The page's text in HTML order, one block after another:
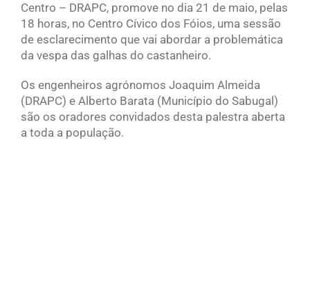
Centro – DRAPC, promove no dia 21 de maio, pelas
18 horas, no Centro Cívico dos Fóios, uma sessão
de esclarecimento que vai abordar a problemática
da vespa das galhas do castanheiro.
Os engenheiros agrónomos Joaquim Almeida
(DRAPC) e Alberto Barata (Município do Sabugal)
são os oradores convidados desta palestra aberta
a toda a população.